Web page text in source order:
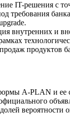
IT-решения с
требования
внутренних и
продуктов
A-PLAN и ее
вероятности